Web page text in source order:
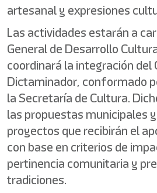
artesanal y expresiones
Las actividades estarán a
General de Desarrollo
coordinará la integración del
Dictaminador, conformado
la Secretaría de Cultura.
las propuestas municipales
proyectos que recibirán el
con base en criterios de
pertinencia comunitaria y
tradiciones.